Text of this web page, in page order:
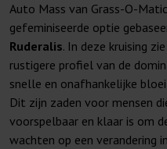
Auto Mass van Grass-O-
gefeminiseerde optie
Ruderalis. In deze kruising
rustigere profiel van de
snelle en onafhankelijke
Dit zijn zaden voor mensen
voorspelbaar en klaar is om
wachten op een verandering